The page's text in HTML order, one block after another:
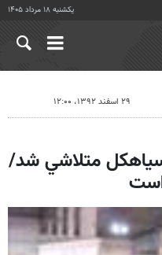
یکشنبه ۱۸ مرداد ۱۴۰۵
۲۹ اسفند ۱۳۹۲، ۱۲:۰۰
متلاشي شد/